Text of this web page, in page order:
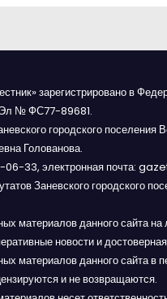
зарегистрировано в
Эл № ФС77-89681.
городского
Голованова.
06-33, электронная почта:
Заневского городского
материалов данного сайта
новости и
материалов данного сайта
и не возвращаются.